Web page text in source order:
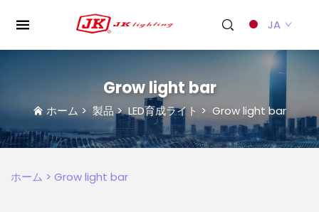
JA
Grow light bar
ホーム>製品>LED育成ライト > Grow light bar
ホーム > Grow light bar